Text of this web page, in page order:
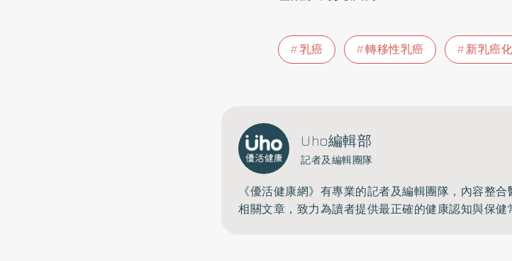
乳癌 轉移性乳癌 新乳癌
Uho編輯部
記者及編輯團隊
《優活健康網》有專業的記者及編輯團隊，內容整
相關文章，致力為讀者提供最正確的健康認知與保健